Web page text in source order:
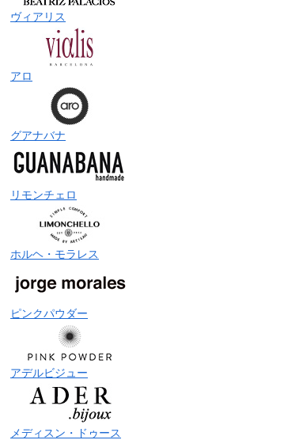
ヴィアリス
アロ
グアナバナ
リモンチェロ
ホルヘ・モラレス
ピンクパウダー
アデルビジュー
メディスン・ドゥース